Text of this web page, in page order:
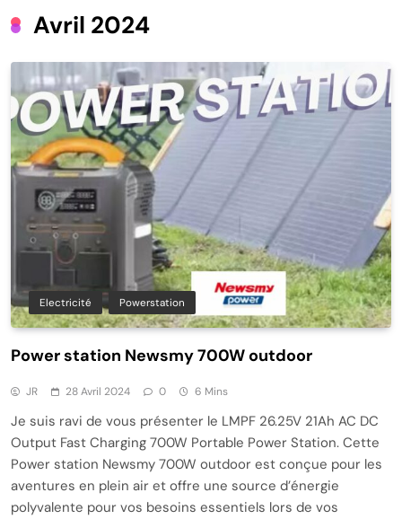
Avril 2024
Electricité Powerstation
Power station Newsmy 700W outdoor
JR 28 Avril 2024 0 6 Mins
Je suis ravi de vous présenter le LMPF 26.25V 21Ah AC DC
Output Fast Charging 700W Portable Power Station. Cette
Power station Newsmy 700W outdoor est conçue pour les
aventures en plein air et offre une source d’énergie
polyvalente pour vos besoins essentiels lors de vos